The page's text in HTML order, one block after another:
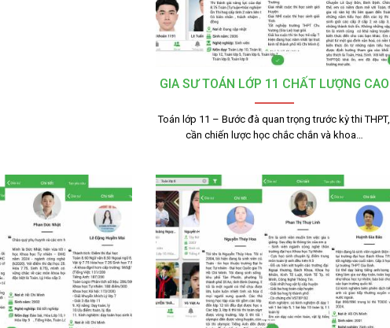
GIA SƯ TOÁN LỚP 11 CHẤT LƯỢNG CAO
Toán lớp 11 – Bước đà quan trọng trước kỳ thi THPT,
cần chiến lược học chắc chắn và khoa…